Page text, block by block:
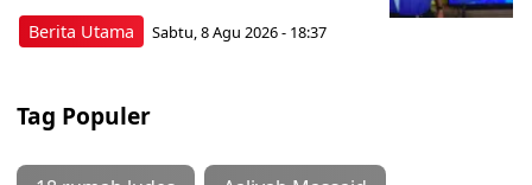
Berita Utama Sabtu, 8 Agu 2026 - 18:37
Tag Populer